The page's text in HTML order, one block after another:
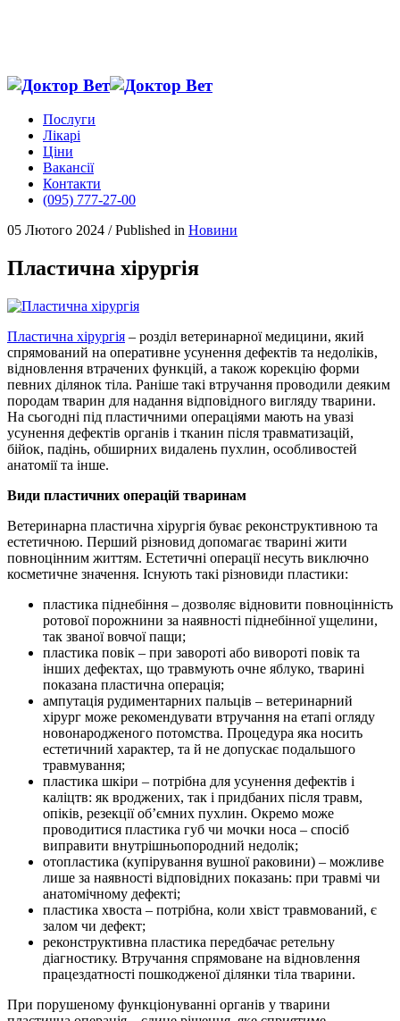
Послуги
Лікарі
Ціни
Вакансії
Контакти
(095) 777-27-00
05 Лютого 2024 /Published in Новини
Пластична хірургія
Пластична хірургія – розділ ветеринарної медицини, який
спрямований на оперативне усунення дефектів та недоліків,
відновлення втрачених функцій, а також корекцію форми
певних ділянок тіла. Раніше такі втручання проводили деяким
породам тварин для надання відповідного вигляду тварини.
На сьогодні під пластичними операціями мають на увазі
усунення дефектів органів і тканин після травматизацій,
бійок, падінь, обширних видалень пухлин, особливостей
анатомії та інше.
Види пластичних операцій тваринам
Ветеринарна пластична хірургія буває реконструктивною та
естетичною. Перший різновид допомагає тварині жити
повноцінним життям. Естетичні операції несуть виключно
косметичне значення. Існують такі різновиди пластики:
пластика піднебіння – дозволяє відновити повноцінність
ротової порожнини за наявності піднебінної ущелини,
так званої вовчої пащи;
пластика повік – при завороті або вивороті повік та
інших дефектах, що травмують очне яблуко, тварині
показана пластична операція;
ампутація рудиментарних пальців – ветеринарний
хірург може рекомендувати втручання на етапі огляду
новонародженого потомства. Процедура яка носить
естетичний характер, та й не допускає подальшого
травмування;
пластика шкіри – потрібна для усунення дефектів і
каліцтв: як вроджених, так і придбаних після травм,
опіків, резекції об’ємних пухлин. Окремо може
проводитися пластика губ чи мочки носа – спосіб
виправити внутрішньопородний недолік;
отопластика (купірування вушної раковини) – можливе
лише за наявності відповідних показань: при травмі чи
анатомічному дефекті;
пластика хвоста – потрібна, коли хвіст травмований, є
залом чи дефект;
реконструктивна пластика передбачає ретельну
діагностику. Втручання спрямоване на відновлення
працездатності пошкодженої ділянки тіла тварини.
При порушеному функціонуванні органів у тварини